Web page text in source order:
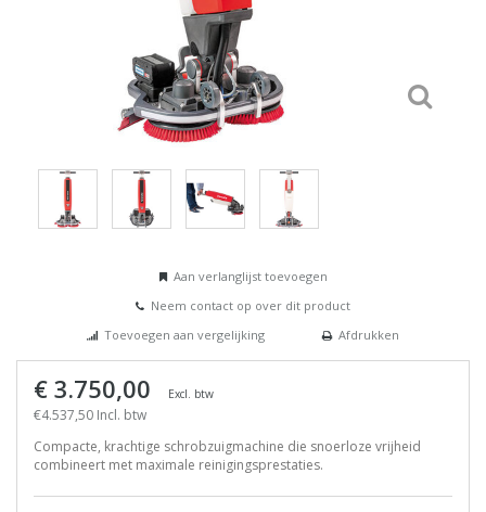
Aan verlanglijst toevoegen
Neem contact op over dit product
Toevoegen aan vergelijking
Afdrukken
€ 3.750,00 Excl. btw
€4.537,50 Incl. btw
Compacte, krachtige schrobzuigmachine die snoerloze vrijheid
combineert met maximale reinigingsprestaties.